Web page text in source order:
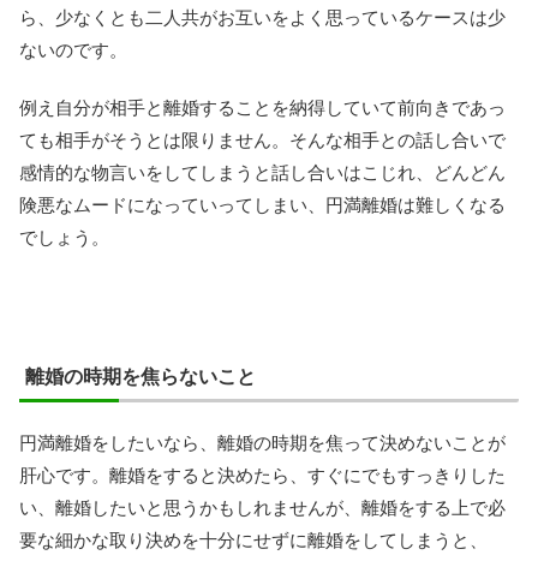
ら、少なくとも二人共がお互いをよく思っているケースは少
ないのです。
例え自分が相手と離婚することを納得していて前向きであっ
ても相手がそうとは限りません。そんな相手との話し合いで
感情的な物言いをしてしまうと話し合いはこじれ、どんどん
険悪なムードになっていってしまい、円満離婚は難しくなる
でしょう。
離婚の時期を焦らないこと
円満離婚をしたいなら、離婚の時期を焦って決めないことが
肝心です。離婚をすると決めたら、すぐにでもすっきりした
い、離婚したいと思うかもしれませんが、離婚をする上で必
要な細かな取り決めを十分にせずに離婚をしてしまうと、